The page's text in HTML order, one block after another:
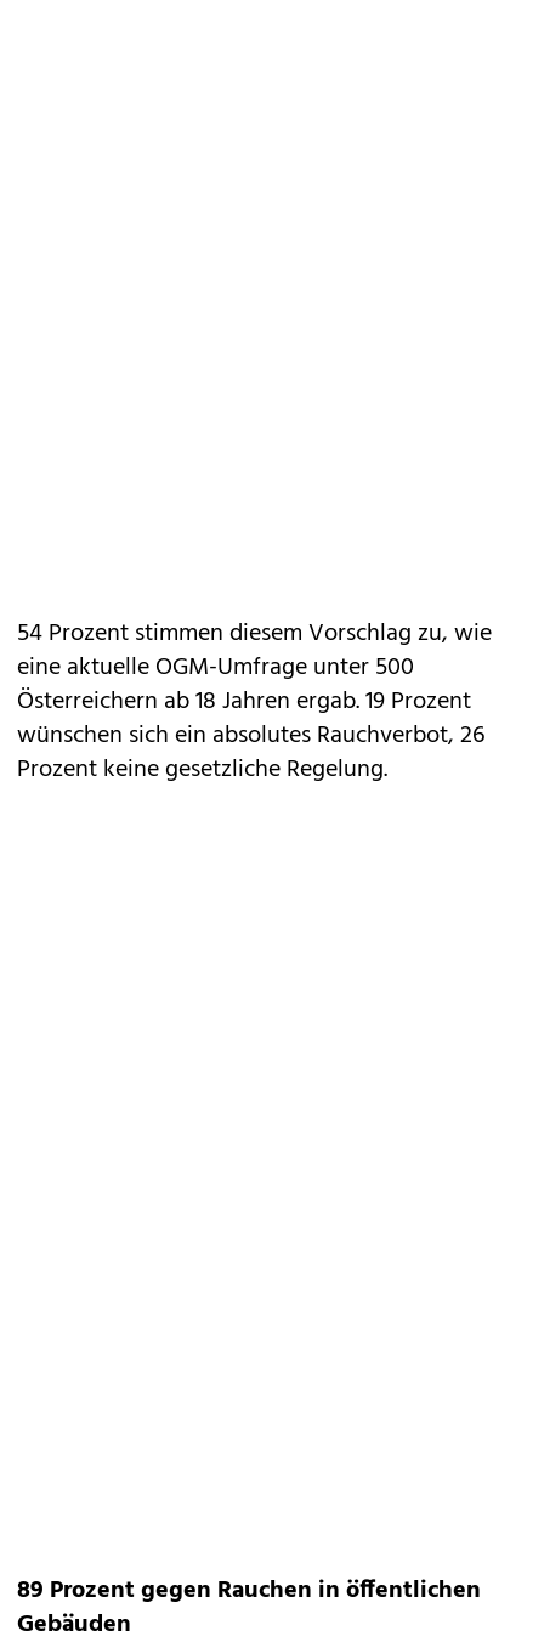
54 Prozent stimmen diesem Vorschlag zu, wie
eine aktuelle OGM-Umfrage unter 500
Österreichern ab 18 Jahren ergab. 19 Prozent
wünschen sich ein absolutes Rauchverbot, 26
Prozent keine gesetzliche Regelung.
89 Prozent gegen Rauchen in öffentlichen
Gebäuden